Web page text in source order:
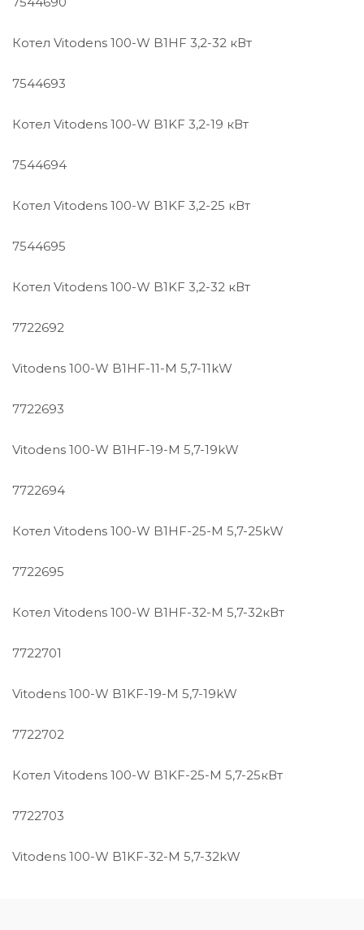
Котел Vitodens 100-W B1HF 3,2-32 кВт
7544693
Котел Vitodens 100-W B1KF 3,2-19 кВт
7544694
Котел Vitodens 100-W B1KF 3,2-25 кВт
7544695
Котел Vitodens 100-W B1KF 3,2-32 кВт
7722692
Vitodens 100-W B1HF-11-M 5,7-11kW
7722693
Vitodens 100-W B1HF-19-M 5,7-19kW
7722694
Котел Vitodens 100-W B1HF-25-M 5,7-25kW
7722695
Котел Vitodens 100-W B1HF-32-M 5,7-32кВт
7722701
Vitodens 100-W B1KF-19-M 5,7-19kW
7722702
Котел Vitodens 100-W B1KF-25-M 5,7-25кВт
7722703
Vitodens 100-W B1KF-32-M 5,7-32kW